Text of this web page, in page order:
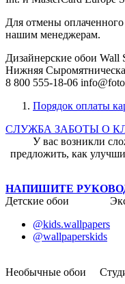
Для отмены оплаченного
нашим менеджерам.
Дизайнерские обои Wall
Нижняя
8 800 555-18-06
Порядок оплаты
СЛУЖБА ЗАБОТЫ О
У вас возникли
предложить, как
НАПИШИТЕ
Детские обои
@kids.wallpapers
@wallpaperskids
Необычные обои